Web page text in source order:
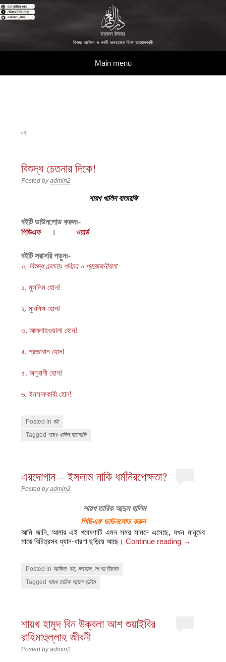
বিশুদ্ধ আকিদা ও নববী মানহাজের দিকে আহ্বানকারী
Main menu
বই
বিশুদ্ধ চেতনার দিকে!
Posted byadmin2
শায়খখালিদ বাতারফি
বইটি ডাউনলোড করুনঃ-
পিডিএফ। ওয়ার্ড
বইটি সরাসরি পড়ুনঃ-
০. বিশুদ্ধ চেতনাঃ পরিচয় ও প্রয়োজনীয়তা
১. মুসলিম হোন!
২. মুখলিস হোন!
৩. আল্লাহওয়ালা হোন!
৪. প্রজ্ঞাবান হোন!
৫. অনুরাগী হোন!
৬. ইনসাফকারী হোন!
Posted in বই
Tagged শায়খ খালিদ বাতারফি
এরদোগান – ইসলাম নাকি ধর্মনিরপেক্ষতা?
Posted byadmin2
শায়খ তারিক আব্দুল হালিম
পিডিএফ ডাউনলোড করুন
আমি জানি, আমার এই গবেষণাটি এমন সময় সামনে এসেছে, যখন মানুষের
মাঝে বিচিত্রসব ধ্যান-ধারণা ছড়িয়ে আছে।Continue reading →
Posted in আকিদা, বই, মানহাজ, সংশয় নিরসন
Tagged শায়খ তারিক আব্দুল হালিম
শায়খ হামুদ বিন উক্বলা আশ শুয়াইবির
রাহিমাহুল্লাহ জীবনী
Posted byadmin2